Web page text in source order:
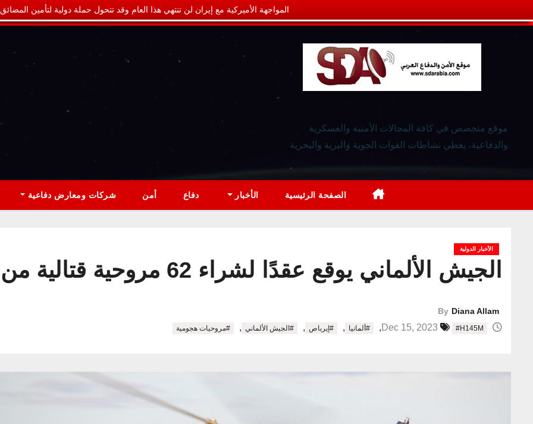
المواجهة الأميركية مع إيران لن تنتهي هذا العام وقد تتحول حملة دولية لتأمين المضائق
موقع متخصص في كافة المجالات الأمنية والعسكرية
والدفاعية، يغطي نشاطات القوات الجوية والبرية والبحرية
الصفحة الرئيسية الأخبار دفاع أمن شركات ومعارض دفاعية
الأخبار الدولية
الجيش الألماني يوقع عقدًا لشراء 62 مروحية قتالية من إيرباص
By Diana Allam
#H145M
, #ألمانيا , #إيرباص , #الجيش الألماني , #مروحيات هجومية